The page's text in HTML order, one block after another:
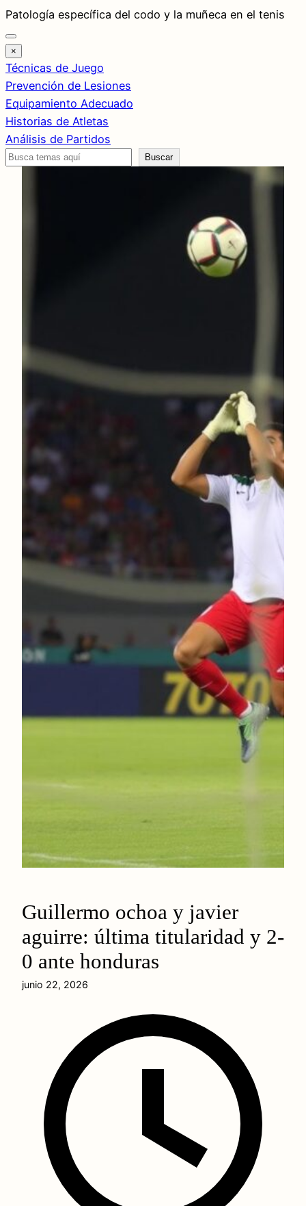
Saltar
al
contenido
Patología específica del codo y la muñeca en el tenis
×
Técnicas de Juego
Prevención de Lesiones
Equipamiento Adecuado
Historias de Atletas
Análisis de Partidos
Buscar
Buscar
Guillermo ochoa y javier
aguirre: última titularidad y 2-
0 ante honduras
junio 22, 2026